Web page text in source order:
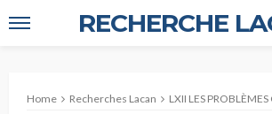
RECHERCHE
Home Recherches Lacan LXII LES PROBLÈMES CRUCIAUX POUR LA